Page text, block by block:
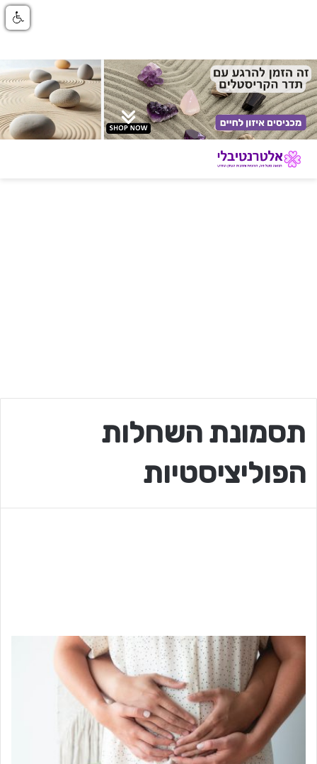
תסמונת השחלות
הפוליציסטיות